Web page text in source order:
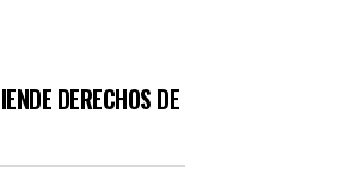
DERECHOS DE